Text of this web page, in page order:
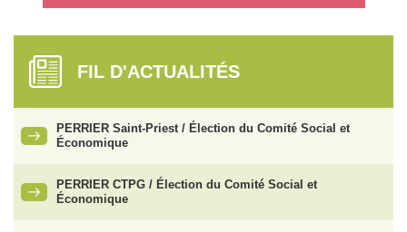
FIL D'ACTUALITÉS
PERRIER Saint-Priest / Élection du Comité Social et
Économique
PERRIER CTPG / Élection du Comité Social et
Économique